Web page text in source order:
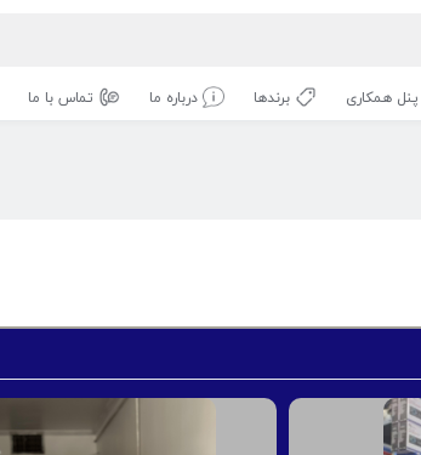
همکاری برندها درباره ما تماس با ما